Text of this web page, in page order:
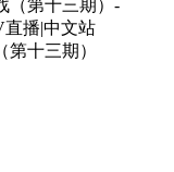
第十三期）